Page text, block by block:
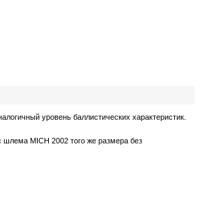
уровень баллистических характеристик.
MICH 2002 того же размера без